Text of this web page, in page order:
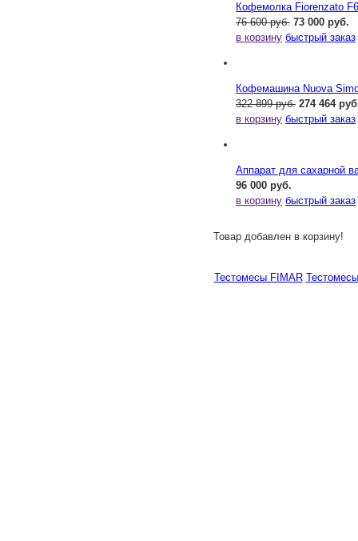
Кофемолка Fiorenzato
76 600 руб. 73 000 руб.
в корзину быстрый заказ
Кофемашина Nuova
322 899 руб. 274 464
в корзину быстрый заказ
Аппарат для сахарной
96 000 руб.
в корзину быстрый заказ
Товар добавлен в корзину!
Тестомесы FIMAR